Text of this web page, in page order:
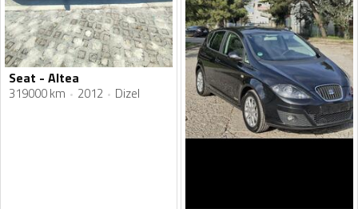
Seat - Altea
319000 km 2012 Dizel